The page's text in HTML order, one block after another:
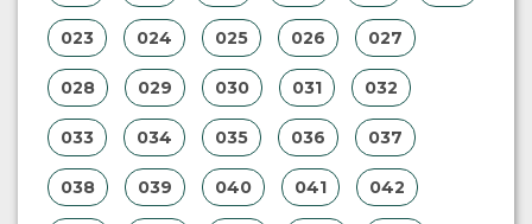
023 024 025 026 027
028 029 030 031 032
033 034 035 036 037
038 039 040 041 042